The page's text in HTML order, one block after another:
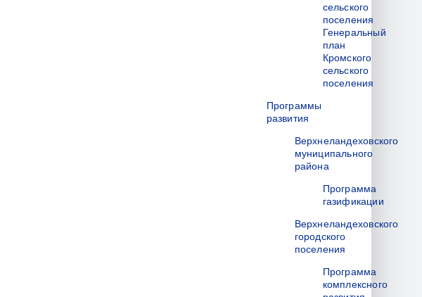
сельского
поселения
Генеральный
план
Кромского
сельского
поселения
Программы
развития
Верхнеландеховского
муниципального
района
Программа
газификации
Верхнеландеховского
городского
поселения
Программа
комплексного